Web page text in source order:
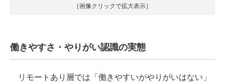
［画像クリックで拡大表示］
働きやすさ・やりがい認識の実態
リモートあり層では「働きやすいがやりがいはない」